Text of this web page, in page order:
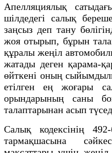
Апелляциялық
шілдедегі салық
заңсыз деп тану
жоя отырып, бұрын
құралы жеңіл
жатады деген қарама-
өйткені оның
етілген ең жоғары
орындарының саны
талаптарынан асып
Салық кодексінің
тармақшасына